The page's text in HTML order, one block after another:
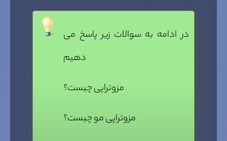
در ادامه به سوالات زیر پاسخ می
دهیم
مزوتراپی چیست؟
مزوتراپی مو چیست؟